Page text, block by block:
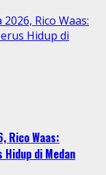
Rico Waas:
Hidup di
Rico Waas:
di Medan